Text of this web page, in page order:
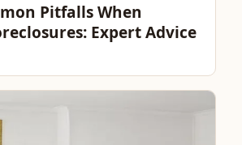
Pitfalls When
Expert Advice